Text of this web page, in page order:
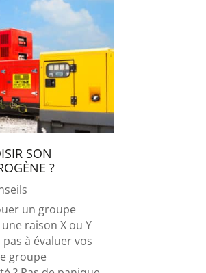
SON
?
un groupe
raison X ou Y
à évaluer vos
groupe